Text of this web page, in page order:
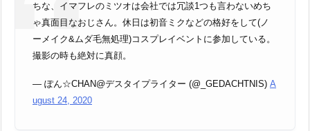
ちな、イマフレのミツオは会社では冗談1つも言わないめち
ゃ真面目なおじさん。休日は初音ミクなどの格好をして(ノ
ーメイク&ムダ毛無処理)コスプレイベントに参加している。
撮影の時も絶対に真顔。
— ぽん☆CHAN@デスタイプライター (@_GEDACHTNIS) A
ugust 24, 2020